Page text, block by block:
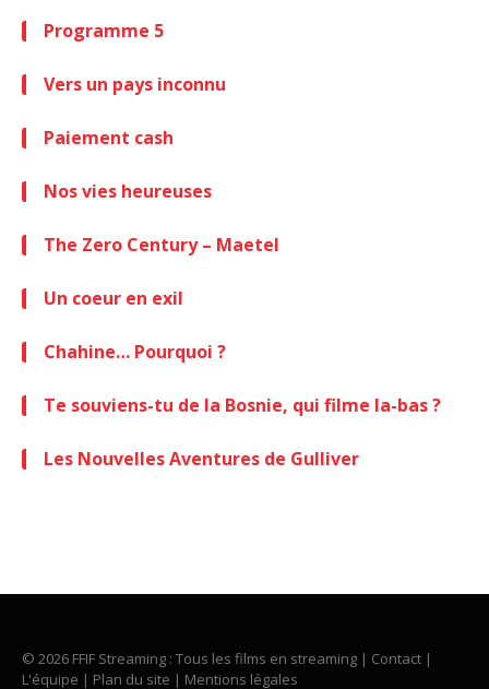
Programme 5
Vers un pays inconnu
Paiement cash
Nos vies heureuses
The Zero Century – Maetel
Un coeur en exil
Chahine… Pourquoi ?
Te souviens-tu de la Bosnie, qui filme la-bas ?
Les Nouvelles Aventures de Gulliver
© 2026 FFIF Streaming : Tous les films en streaming | Contact |
L'équipe | Plan du site | Mentions légales